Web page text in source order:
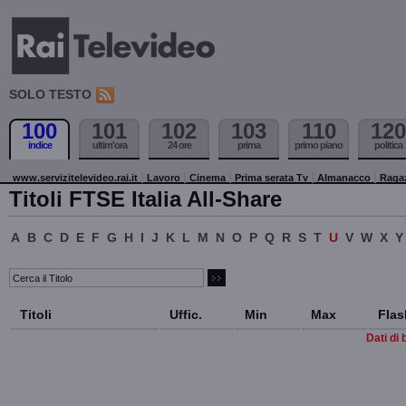
SOLO TESTO
100
indice
101
ultim'ora
102
24 ore
103
prima
110
primo piano
120
politica
www.servizitelevideo.rai.it Lavoro Cinema Prima serata Tv Almanacco
Titoli FTSE Italia All-Share
A B C D E F G H I J K L M N O P Q R S T U V W X Y
Titoli Uffic. Min Max
Dati di